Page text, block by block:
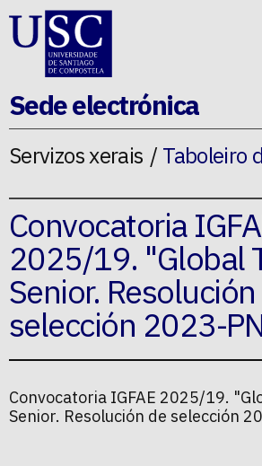
Ir ao contido da p�xina
Sede electrónica
Servizos xerais Taboleiro
Convocatoria
2025/19. "Global
Senior.
selección 2023-
Convocatoria IGFAE 2025/19.
Senior. Resolución de selección